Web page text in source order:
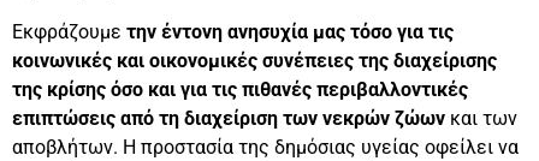
Εκφράζουμε την έντονη ανησυχία μας τόσο για τις
κοινωνικές και οικονομικές συνέπειες της διαχείρισης
της κρίσης όσο και για τις πιθανές περιβαλλοντικές
επιπτώσεις από τη διαχείριση των νεκρών ζώων και των
αποβλήτων. Η προστασία της δημόσιας υγείας οφείλει να